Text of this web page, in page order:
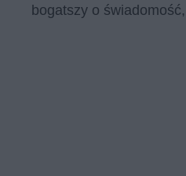
bogatszy o